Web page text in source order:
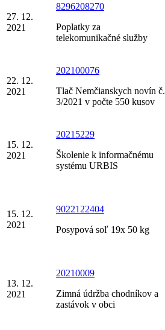
27. 12.
2021
8296208270
Poplatky za
telekomunikačné služby
22. 12.
2021
202100076
Tlač Nemčianskych novín č.
3/2021 v počte 550 kusov
15. 12.
2021
20215229
Školenie k informačnému
systému URBIS
15. 12.
2021
9022122404
Posypová soľ 19x 50 kg
13. 12.
2021
20210009
Zimná údržba chodníkov a
zastávok v obci